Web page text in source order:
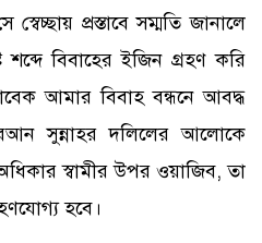
প্রস্তাবে সম্মতি জানালে
বিবাহের ইজিন গ্রহণ করি
আমার বিবাহ বন্ধনে আবদ্ধ
সুন্নাহর দলিলের আলোকে
অধিকার স্বামীর উপর ওয়াজিব, তা
হবে।